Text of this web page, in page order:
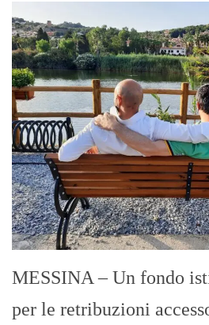
MESSINA – Un fondo
per le retribuzioni